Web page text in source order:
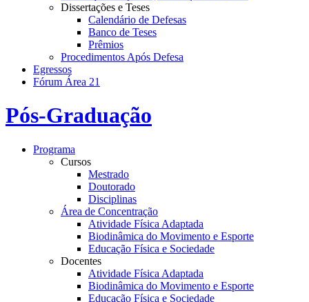
Dissertações e Teses
Calendário de Defesas
Banco de Teses
Prêmios
Procedimentos Após Defesa
Egressos
Fórum Área 21
Pós-Graduação
Programa
Cursos
Mestrado
Doutorado
Disciplinas
Área de Concentração
Atividade Física Adaptada
Biodinâmica do Movimento e Esporte
Educação Física e Sociedade
Docentes
Atividade Física Adaptada
Biodinâmica do Movimento e Esporte
Educação Física e Sociedade